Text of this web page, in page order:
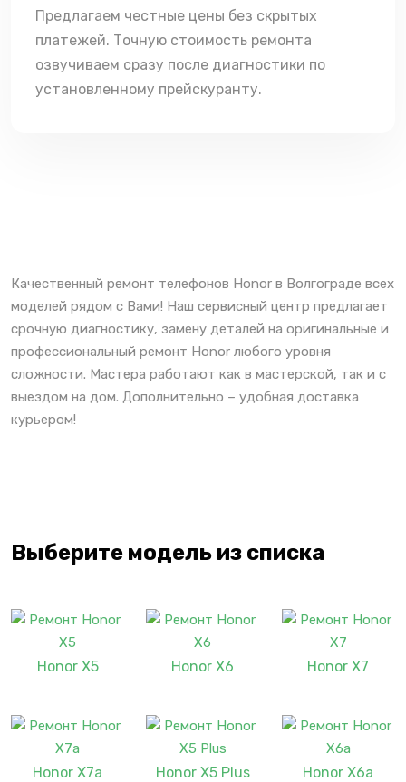
Предлагаем честные цены без скрытых
платежей. Точную стоимость ремонта
озвучиваем сразу после диагностики по
установленному прейскуранту.
Качественный ремонт телефонов Honor в Волгограде всех
моделей рядом с Вами! Наш сервисный центр предлагает
срочную диагностику, замену деталей на оригинальные и
профессиональный ремонт Honor любого уровня
сложности. Мастера работают как в мастерской, так и с
выездом на дом. Дополнительно – удобная доставка
курьером!
Выберите модель из списка
Honor X5 Honor X6 Honor X7
Honor X7a Honor X5 Plus Honor X6a